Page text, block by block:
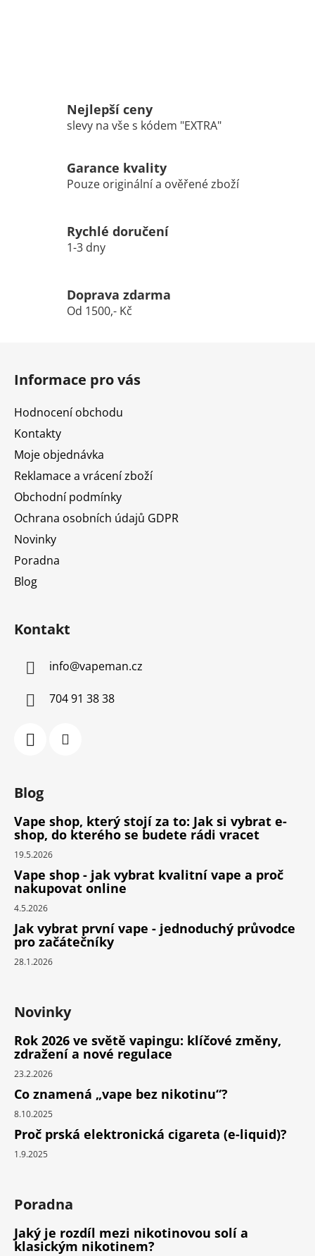
Nejlepší ceny
slevy na vše s kódem "EXTRA"
Garance kvality
Pouze originální a ověřené zboží
Rychlé doručení
1-3 dny
Doprava zdarma
Od 1500,- Kč
Informace pro vás
Hodnocení obchodu
Kontakty
Moje objednávka
Reklamace a vrácení zboží
Obchodní podmínky
Ochrana osobních údajů GDPR
Novinky
Poradna
Blog
Kontakt
info@vapeman.cz
704 91 38 38
Blog
Vape shop, který stojí za to: Jak si vybrat e-
shop, do kterého se budete rádi vracet
19.5.2026
Vape shop - jak vybrat kvalitní vape a proč
nakupovat online
4.5.2026
Jak vybrat první vape - jednoduchý průvodce
pro začátečníky
28.1.2026
Novinky
Rok 2026 ve světě vapingu: klíčové změny,
zdražení a nové regulace
23.2.2026
Co znamená „vape bez nikotinu“?
8.10.2025
Proč prská elektronická cigareta (e-liquid)?
1.9.2025
Poradna
Jaký je rozdíl mezi nikotinovou solí a
klasickým nikotinem?